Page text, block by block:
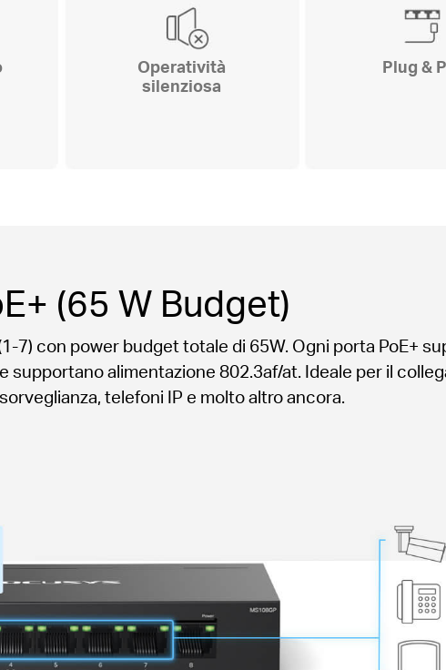
Operatività
silenziosa
Plug &
(65 W Budget)
7) con power budget totale di 65W. Ogni porta PoE+
alimentazione 802.3af/at. Ideale per il
telefoni IP e molto altro ancora.